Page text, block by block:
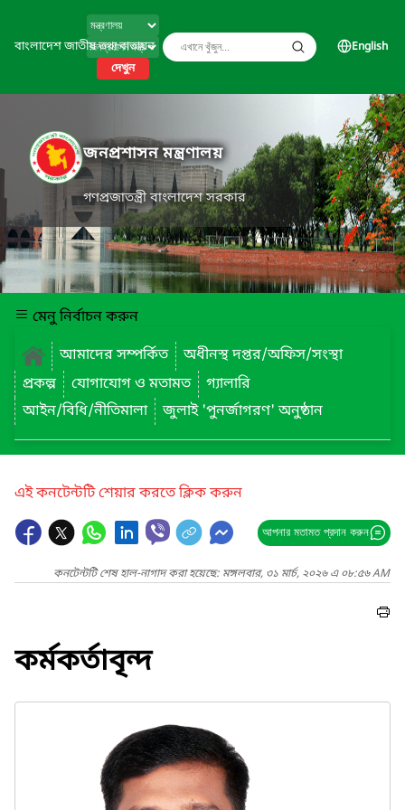
বাংলাদেশ জাতীয় তথ্য বাতায়ন
দেখুন
English
জনপ্রশাসন মন্ত্রণালয়
গণপ্রজাতন্ত্রী বাংলাদেশ সরকার
মেনু নির্বাচন করুন
আমাদের সম্পর্কিত
অধীনস্থ দপ্তর/অফিস/সংস্থা
প্রকল্প
যোগাযোগ ও মতামত
গ্যালারি
আইন/বিধি/নীতিমালা
জুলাই 'পুনর্জাগরণ' অনুষ্ঠান
এই কনটেন্টটি শেয়ার করতে ক্লিক করুন
আপনার মতামত প্রদান করুন
কনটেন্টটি শেষ হাল-নাগাদ করা হয়েছে: মঙ্গলবার, ৩১ মার্চ, ২০২৬ এ ০৮:৫৬ AM
কর্মকর্তাবৃন্দ